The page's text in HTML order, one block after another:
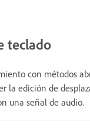
teclado
con métodos
la edición de
una señal de audio.